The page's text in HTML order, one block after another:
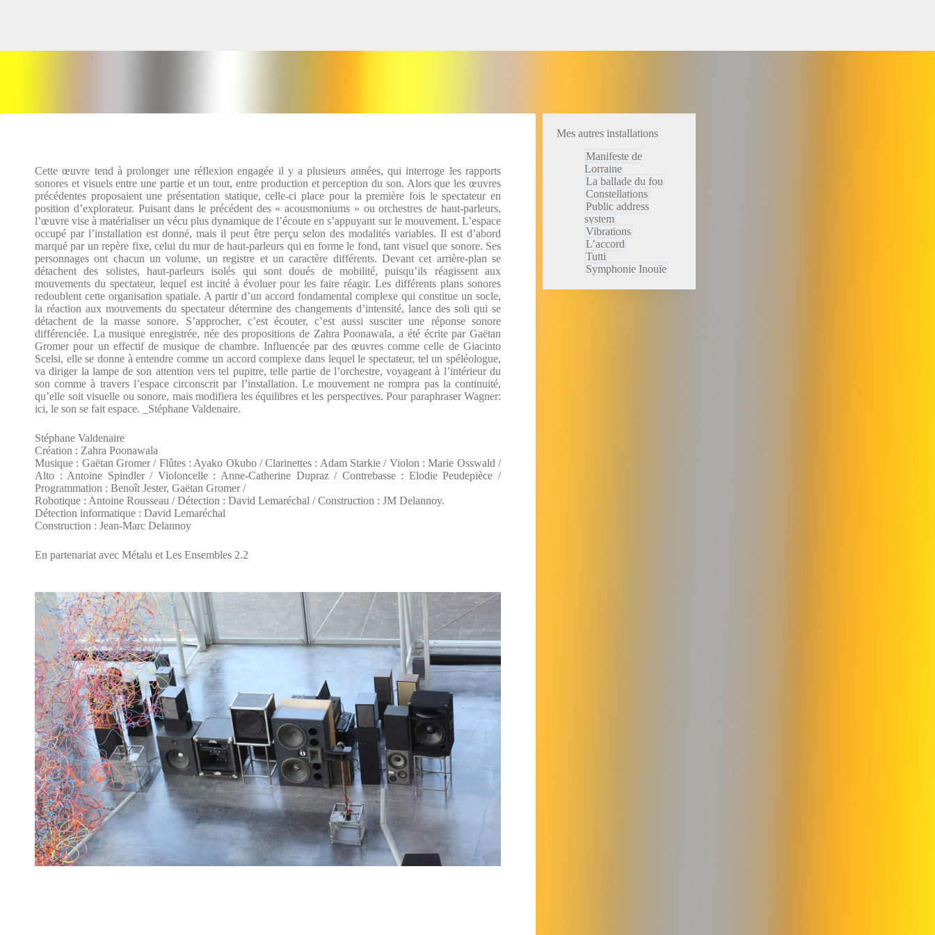
Cette œuvre tend à prolonger une réflexion engagée il y a plusieurs années, qui interroge les rapports
sonores et visuels entre une partie et un tout, entre production et perception du son. Alors que les œuvres
précédentes proposaient une présentation statique, celle-ci place pour la première fois le spectateur en
position d’explorateur. Puisant dans le précédent des « acousmoniums » ou orchestres de haut-parleurs,
l’œuvre vise à matérialiser un vécu plus dynamique de l’écoute en s’appuyant sur le mouvement. L’espace
occupé par l’installation est donné, mais il peut être perçu selon des modalités variables. Il est d’abord
marqué par un repère fixe, celui du mur de haut-parleurs qui en forme le fond, tant visuel que sonore. Ses
personnages ont chacun un volume, un registre et un caractère différents. Devant cet arrière-plan se
détachent des solistes, haut-parleurs isolés qui sont doués de mobilité, puisqu’ils réagissent aux
mouvements du spectateur, lequel est incité à évoluer pour les faire réagir. Les différents plans sonores
redoublent cette organisation spatiale. A partir d’un accord fondamental complexe qui constitue un socle,
la réaction aux mouvements du spectateur détermine des changements d’intensité, lance des soli qui se
détachent de la masse sonore. S’approcher, c’est écouter, c’est aussi susciter une réponse sonore
différenciée. La musique enregistrée, née des propositions de Zahra Poonawala, a été écrite par Gaëtan
Gromer pour un effectif de musique de chambre. Influencée par des œuvres comme celle de Giacinto
Scelsi, elle se donne à entendre comme un accord complexe dans lequel le spectateur, tel un spéléologue,
va diriger la lampe de son attention vers tel pupitre, telle partie de l’orchestre, voyageant à l’intérieur du
son comme à travers l’espace circonscrit par l’installation. Le mouvement ne rompra pas la continuité,
qu’elle soit visuelle ou sonore, mais modifiera les équilibres et les perspectives. Pour paraphraser Wagner:
ici, le son se fait espace. _Stéphane Valdenaire.
Stéphane Valdenaire
Création : Zahra Poonawala
Musique : Gaëtan Gromer / Flûtes : Ayako Okubo / Clarinettes : Adam Starkie / Violon : Marie Osswald /
Alto : Antoine Spindler / Violoncelle : Anne-Catherine Dupraz / Contrebasse : Elodie Peudepièce /
Programmation : Benoît Jester, Gaëtan Gromer /
Robotique : Antoine Rousseau / Détection : David Lemaréchal / Construction : JM Delannoy.
Détection informatique : David Lemaréchal
Construction : Jean-Marc Delannoy
En partenariat avec Métalu et Les Ensembles 2.2
Mes autres installations
Manifeste de
Lorraine
La ballade du fou
Constellations
Public address
system
Vibrations
L’accord
Tutti
Symphonie Inouïe